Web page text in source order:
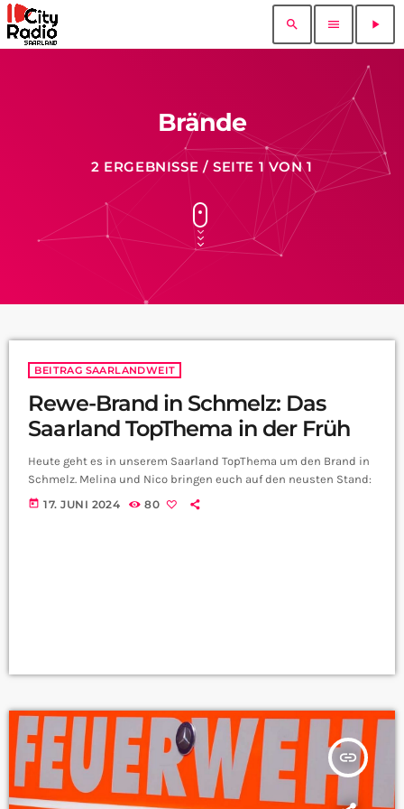
search menu play_arrow
Brände
2 ERGEBNISSE / SEITE 1 VON 1
BEITRAG SAARLANDWEIT
Rewe-Brand in Schmelz: Das
Saarland TopThema in der Früh
Heute geht es in unserem Saarland TopThema um den Brand in
Schmelz. Melina und Nico bringen euch auf den neusten Stand:
today 17. JUNI 2024 80
insert_link